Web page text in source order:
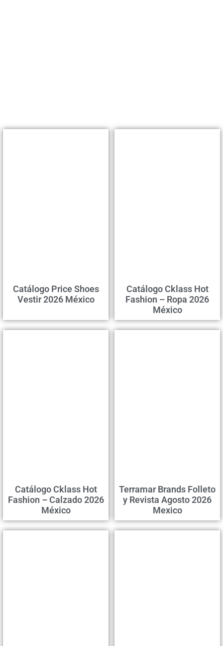
Catálogo Price Shoes
Vestir 2026 México
Catálogo Cklass Hot
Fashion – Ropa 2026
México
Catálogo Cklass Hot
Fashion – Calzado 2026
México
Terramar Brands Folleto
y Revista Agosto 2026
Mexico